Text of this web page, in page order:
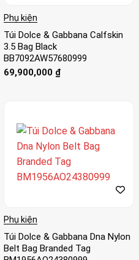
Phụ kiện
Túi Dolce & Gabbana Calfskin
3.5 Bag Black
BB7092AW57680999
69,900,000 ₫
Phụ kiện
Túi Dolce & Gabbana Dna Nylon
Belt Bag Branded Tag